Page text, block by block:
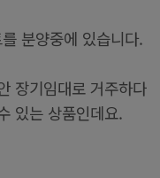
분양중에 있습니다.
장기임대로 거주하다
있는 상품인데요.